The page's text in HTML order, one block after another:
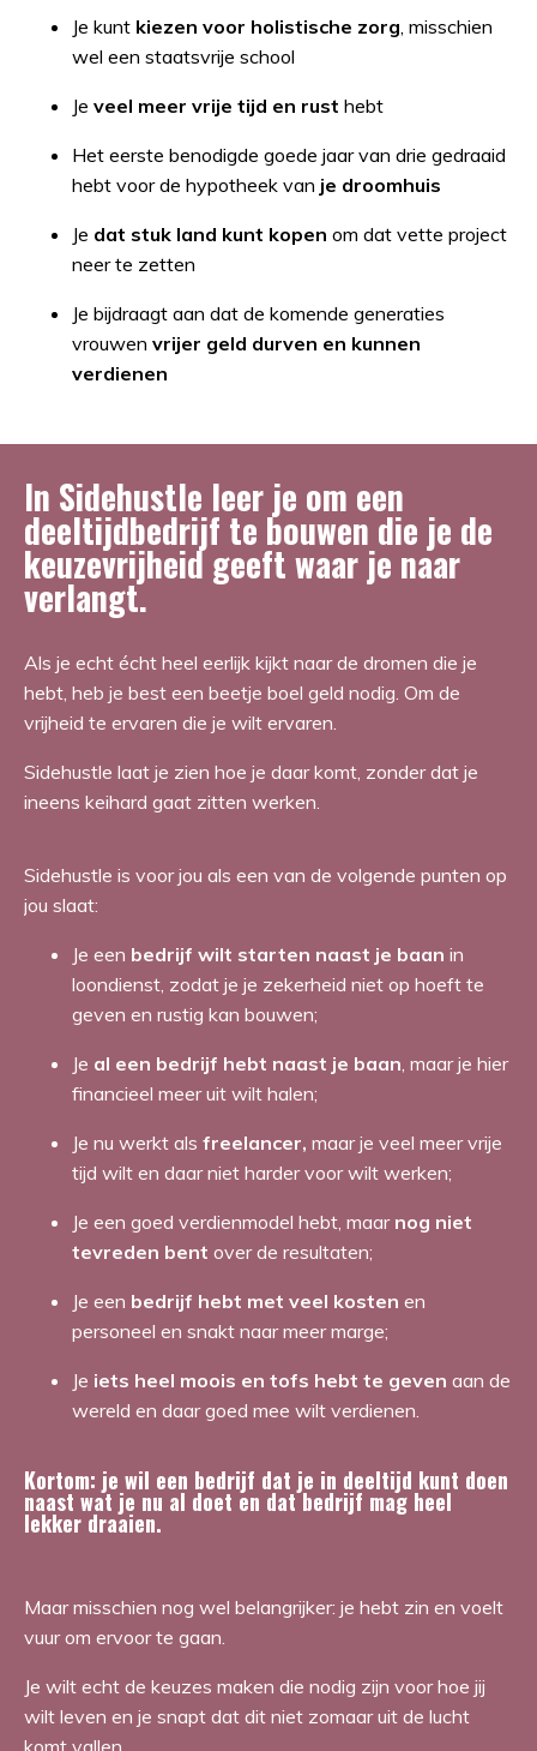
Je kunt kiezen voor holistische zorg, misschien
wel een staatsvrije school
Je veel meer vrije tijd en rust hebt
Het eerste benodigde goede jaar van drie gedraaid
hebt voor de hypotheek van je droomhuis
Je dat stuk land kunt kopen om dat vette project
neer te zetten
Je bijdraagt aan dat de komende generaties
vrouwen vrijer geld durven en kunnen
verdienen
In Sidehustle leer je om een
deeltijdbedrijf te bouwen die je de
keuzevrijheid geeft waar je naar
verlangt.
Als je echt écht heel eerlijk kijkt naar de dromen die je
hebt, heb je best een beetje boel geld nodig. Om de
vrijheid te ervaren die je wilt ervaren.
Sidehustle laat je zien hoe je daar komt, zonder dat je
ineens keihard gaat zitten werken.
Sidehustle is voor jou als een van de volgende punten op
jou slaat:
Je een bedrijf wilt starten naast je baan in
loondienst, zodat je je zekerheid niet op hoeft te
geven en rustig kan bouwen;
Je al een bedrijf hebt naast je baan, maar je hier
financieel meer uit wilt halen;
Je nu werkt als freelancer, maar je veel meer vrije
tijd wilt en daar niet harder voor wilt werken;
Je een goed verdienmodel hebt, maar nog niet
tevreden bent over de resultaten;
Je een bedrijf hebt met veel kosten en
personeel en snakt naar meer marge;
Je iets heel moois en tofs hebt te geven aan de
wereld en daar goed mee wilt verdienen.
Kortom: je wil een bedrijf dat je in deeltijd kunt doen
naast wat je nu al doet en dat bedrijf mag heel
lekker draaien.
Maar misschien nog wel belangrijker: je hebt zin en voelt
vuur om ervoor te gaan.
Je wilt echt de keuzes maken die nodig zijn voor hoe jij
wilt leven en je snapt dat dit niet zomaar uit de lucht